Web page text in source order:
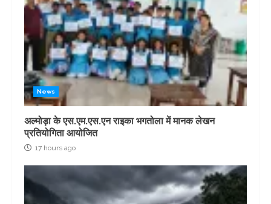
News
अल्मोड़ा के एस.एम.एस.एन राइका भगतोला में मानक लेखन
प्रतियोगिता आयोजित
17 hours ago